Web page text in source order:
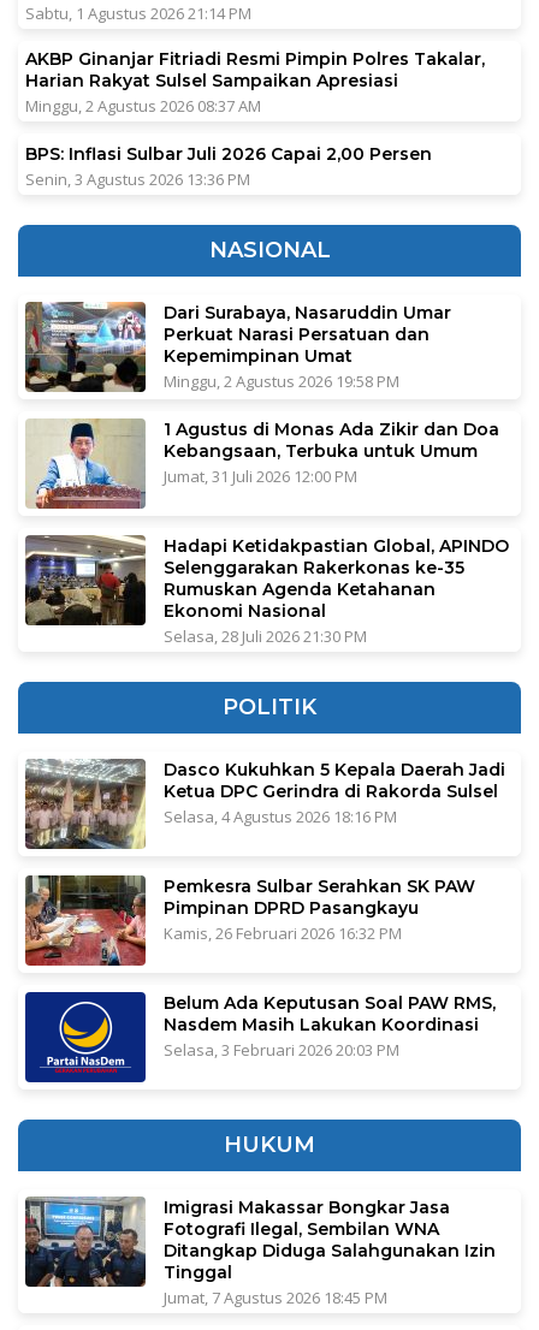
Sabtu, 1 Agustus 2026 21:14 PM
AKBP Ginanjar Fitriadi Resmi Pimpin Polres Takalar,
Harian Rakyat Sulsel Sampaikan Apresiasi
Minggu, 2 Agustus 2026 08:37 AM
BPS: Inflasi Sulbar Juli 2026 Capai 2,00 Persen
Senin, 3 Agustus 2026 13:36 PM
NASIONAL
Dari Surabaya, Nasaruddin Umar
Perkuat Narasi Persatuan dan
Kepemimpinan Umat
Minggu, 2 Agustus 2026 19:58 PM
1 Agustus di Monas Ada Zikir dan Doa
Kebangsaan, Terbuka untuk Umum
Jumat, 31 Juli 2026 12:00 PM
Hadapi Ketidakpastian Global, APINDO
Selenggarakan Rakerkonas ke-35
Rumuskan Agenda Ketahanan
Ekonomi Nasional
Selasa, 28 Juli 2026 21:30 PM
POLITIK
Dasco Kukuhkan 5 Kepala Daerah Jadi
Ketua DPC Gerindra di Rakorda Sulsel
Selasa, 4 Agustus 2026 18:16 PM
Pemkesra Sulbar Serahkan SK PAW
Pimpinan DPRD Pasangkayu
Kamis, 26 Februari 2026 16:32 PM
Belum Ada Keputusan Soal PAW RMS,
Nasdem Masih Lakukan Koordinasi
Selasa, 3 Februari 2026 20:03 PM
HUKUM
Imigrasi Makassar Bongkar Jasa
Fotografi Ilegal, Sembilan WNA
Ditangkap Diduga Salahgunakan Izin
Tinggal
Jumat, 7 Agustus 2026 18:45 PM